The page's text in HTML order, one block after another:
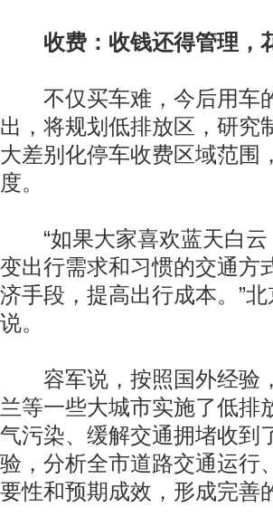
收费：收钱还得管理，
不仅买车难，今后用车
出，将规划低排放区，研究
大差别化停车收费区域范围
度。
“如果大家喜欢蓝天白云
变出行需求和习惯的交通方
济手段，提高出行成本。”
说。
容军说，按照国外经验
兰等一些大城市实施了低排
气污染、缓解交通拥堵收到
验，分析全市道路交通运行
要性和预期成效，形成完善